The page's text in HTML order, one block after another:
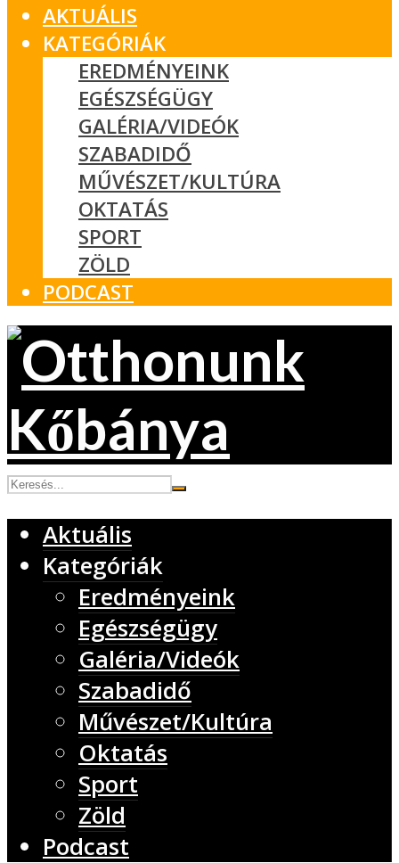
AKTUÁLIS
KATEGÓRIÁK
EREDMÉNYEINK
EGÉSZSÉGÜGY
GALÉRIA/VIDEÓK
SZABADIDŐ
MŰVÉSZET/KULTÚRA
OKTATÁS
SPORT
ZÖLD
PODCAST
Aktuális
Kategóriák
Eredményeink
Egészségügy
Galéria/Videók
Szabadidő
Művészet/Kultúra
Oktatás
Sport
Zöld
Podcast